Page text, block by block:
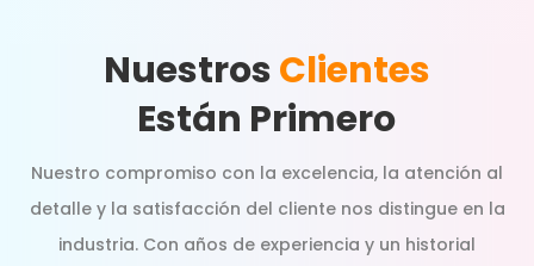
NuestrosClientes
Están Primero
Nuestro compromiso con la excelencia, la atención al
detalle y la satisfacción del cliente nos distingue en la
industria. Con años de experiencia y un historial